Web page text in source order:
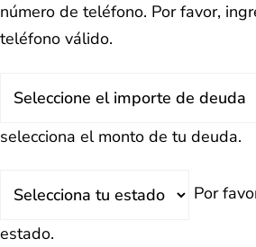
número de teléfono. Por favor,
teléfono válido.
selecciona el monto de tu deuda.
Por
estado.